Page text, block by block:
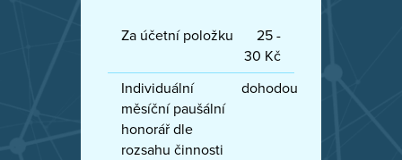
Za účetní položku
25 -
30 Kč
Individuální
měsíční paušální
honorář dle
rozsahu činnosti
dohodou